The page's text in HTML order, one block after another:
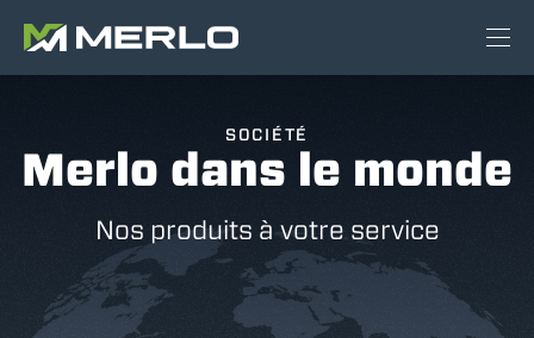
SOCIÉTÉ
Merlo dans le monde
Nos produits à votre service